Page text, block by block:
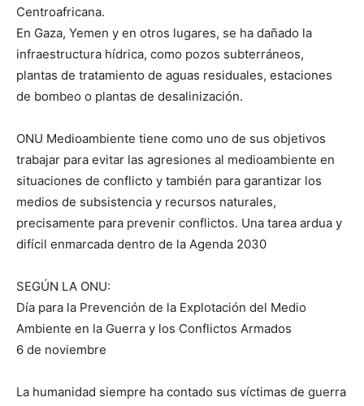
Centroafricana.
En Gaza, Yemen y en otros lugares, se ha dañado la
infraestructura hídrica, como pozos subterráneos,
plantas de tratamiento de aguas residuales, estaciones
de bombeo o plantas de desalinización.
ONU Medioambiente tiene como uno de sus objetivos
trabajar para evitar las agresiones al medioambiente en
situaciones de conflicto y también para garantizar los
medios de subsistencia y recursos naturales,
precisamente para prevenir conflictos. Una tarea ardua y
difícil enmarcada dentro de la Agenda 2030
SEGÚN LA ONU:
Día para la Prevención de la Explotación del Medio
Ambiente en la Guerra y los Conflictos Armados
6 de noviembre
La humanidad siempre ha contado sus víctimas de guerra